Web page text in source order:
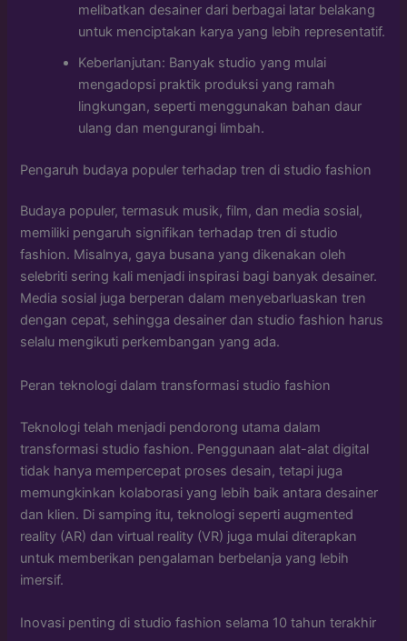
melibatkan desainer dari berbagai latar belakang
untuk menciptakan karya yang lebih representatif.
Keberlanjutan: Banyak studio yang mulai
mengadopsi praktik produksi yang ramah
lingkungan, seperti menggunakan bahan daur
ulang dan mengurangi limbah.
Pengaruh budaya populer terhadap tren di studio fashion
Budaya populer, termasuk musik, film, dan media sosial,
memiliki pengaruh signifikan terhadap tren di studio
fashion. Misalnya, gaya busana yang dikenakan oleh
selebriti sering kali menjadi inspirasi bagi banyak desainer.
Media sosial juga berperan dalam menyebarluaskan tren
dengan cepat, sehingga desainer dan studio fashion harus
selalu mengikuti perkembangan yang ada.
Peran teknologi dalam transformasi studio fashion
Teknologi telah menjadi pendorong utama dalam
transformasi studio fashion. Penggunaan alat-alat digital
tidak hanya mempercepat proses desain, tetapi juga
memungkinkan kolaborasi yang lebih baik antara desainer
dan klien. Di samping itu, teknologi seperti augmented
reality (AR) dan virtual reality (VR) juga mulai diterapkan
untuk memberikan pengalaman berbelanja yang lebih
imersif.
Inovasi penting di studio fashion selama 10 tahun terakhir